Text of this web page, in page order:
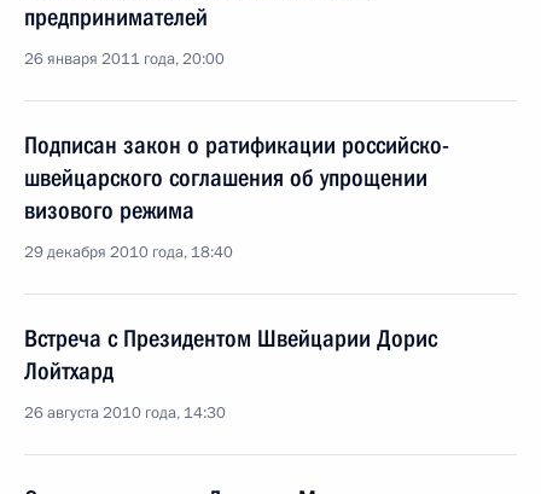
предпринимателей
26 января 2011 года, 20:00
Подписан закон о ратификации российско-
швейцарского соглашения об упрощении
визового режима
29 декабря 2010 года, 18:40
Встреча с Президентом Швейцарии Дорис
Лойтхард
26 августа 2010 года, 14:30